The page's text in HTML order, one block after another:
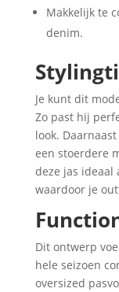
Makkelijk te
denim.
Je kunt dit
Zo past hij
look.
een stoerdere
deze jas ideaal
waardoor je
Dit ontwerp
hele seizoen
oversized